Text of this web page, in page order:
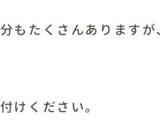
もたくさんありますが、
けください。